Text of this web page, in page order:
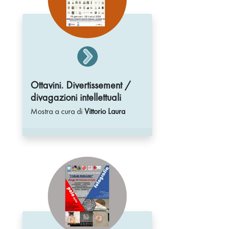
Ottavini. Divertissement /
divagazioni intellettuali
Mostra a cura diVittorio Laura